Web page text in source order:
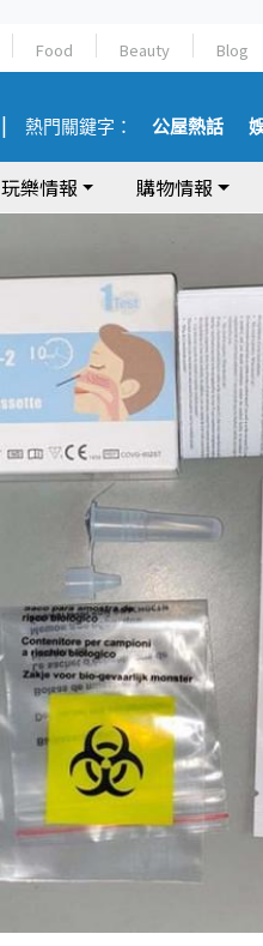
Food Beauty Blog
熱門關鍵字： 公屋熱話
玩樂情報 購物情報